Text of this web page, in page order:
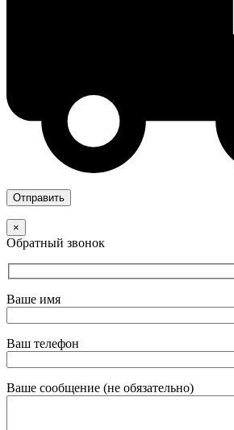
×
Обратный звонок
Ваше имя
Ваш телефон
Ваше сообщение (не обязательно)